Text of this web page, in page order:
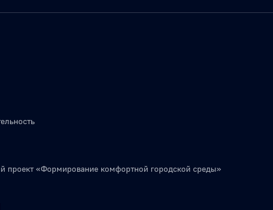
проект «Формирование комфортной городской среды»